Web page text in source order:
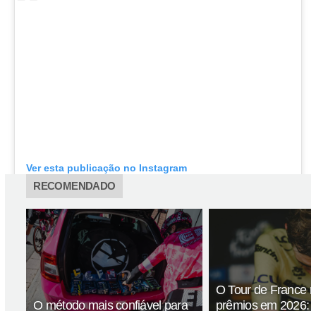
Ver esta publicação no Instagram
RECOMENDADO
O método mais confiável para
O Tour de France
prêmios em 2026: